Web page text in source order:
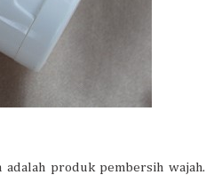
adalah produk pembersih wajah.